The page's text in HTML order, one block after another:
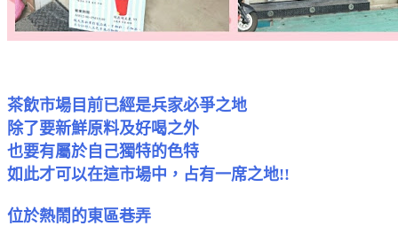
茶飲市場目前已經是兵家必爭之地
除了要新鮮原料及好喝之外
也要有屬於自己獨特的色特
如此才可以在這市場中，占有一席之地!!
位於熱鬧的東區巷弄